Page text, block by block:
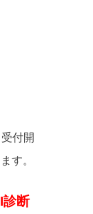
付開
す。
診断